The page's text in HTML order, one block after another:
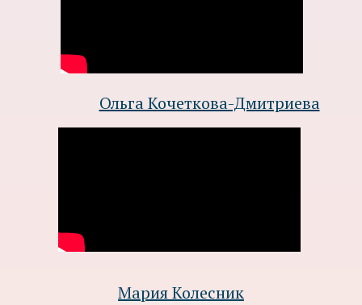
Ольга Кочеткова-Дмитриева
Мария Колесник